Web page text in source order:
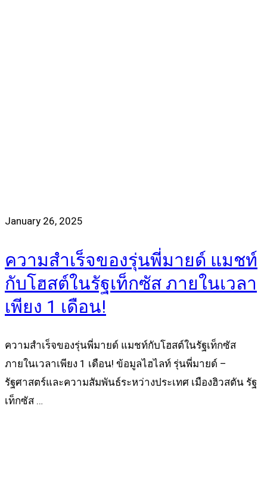
January 26, 2025
ความสำเร็จของรุ่นพี่มายด์ แมชท์
กับโฮสต์ในรัฐเท็กซัส ภายในเวลา
เพียง 1 เดือน!
ความสำเร็จของรุ่นพี่มายด์ แมชท์กับโฮสต์ในรัฐเท็กซัส
ภายในเวลาเพียง 1 เดือน! ข้อมูลไฮไลท์ รุ่นพี่มายด์ –
รัฐศาสตร์และความสัมพันธ์ระหว่างประเทศ เมืองฮิวสตัน รัฐ
เท็กซัส …